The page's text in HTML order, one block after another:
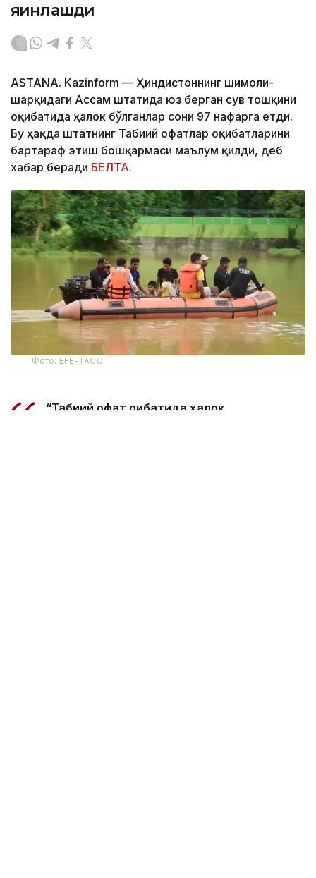
яқинлашди
ASTANA. Kazinform — Ҳиндистоннинг шимоли-
шарқидаги Ассам штатида юз берган сув тошқини
оқибатида ҳалок бўлганлар сони 97 нафарга етди.
Бу ҳақда штатнинг Табиий офатлар оқибатларини
бартараф этиш бошқармаси маълум қилди, деб
хабар беради БЕЛТА.
Фото: EFE-ТАСС
“Табиий офат оқибатида ҳалок